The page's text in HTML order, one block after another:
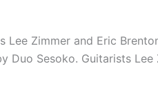
Zimmer and Eric
Sesoko. Guitarists